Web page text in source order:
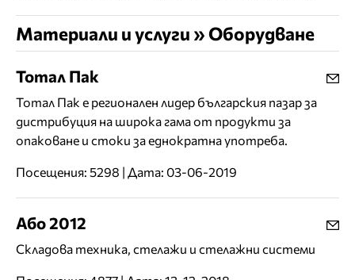
Материали и услуги » Оборудване
Тотал Пак
Тотал Пак е регионален лидер българския пазар за
дистрибуция на широка гама от продукти за
опаковане и стоки за еднократна употреба.
Посещения: 5298 | Дата: 03-06-2019
Або 2012
Складова техника, стелажи и стелажни системи